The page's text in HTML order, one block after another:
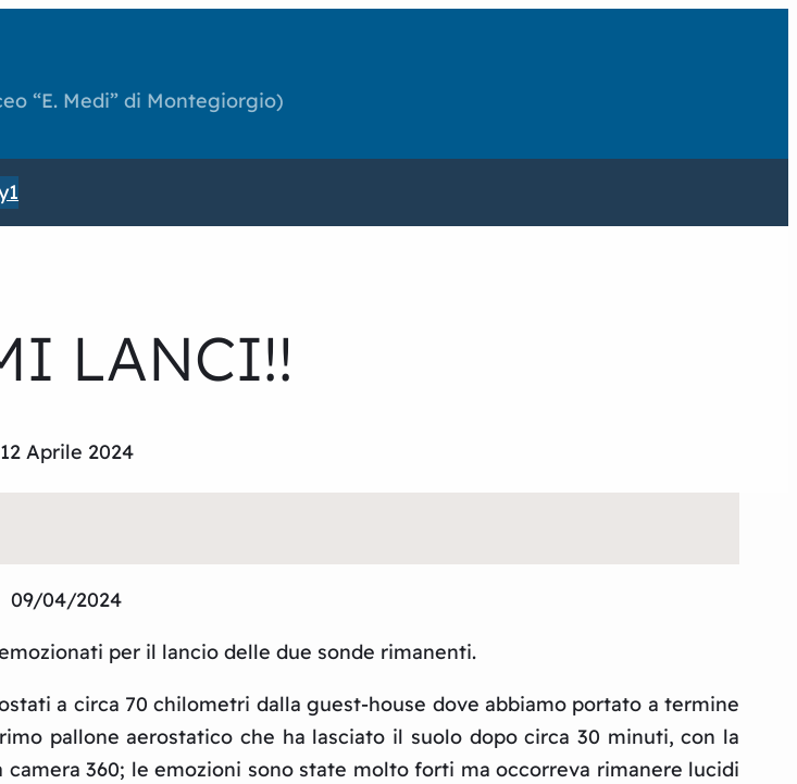
“E. Medi” di Montegiorgio)
LANCI!!
12 Aprile 2024
09/04/2024
per il lancio delle due sonde rimanenti.
a circa 70 chilometri dalla guest-house dove abbiamo portato a termine
pallone aerostatico che ha lasciato il suolo dopo circa 30 minuti, con la
360; le emozioni sono state molto forti ma occorreva rimanere lucidi